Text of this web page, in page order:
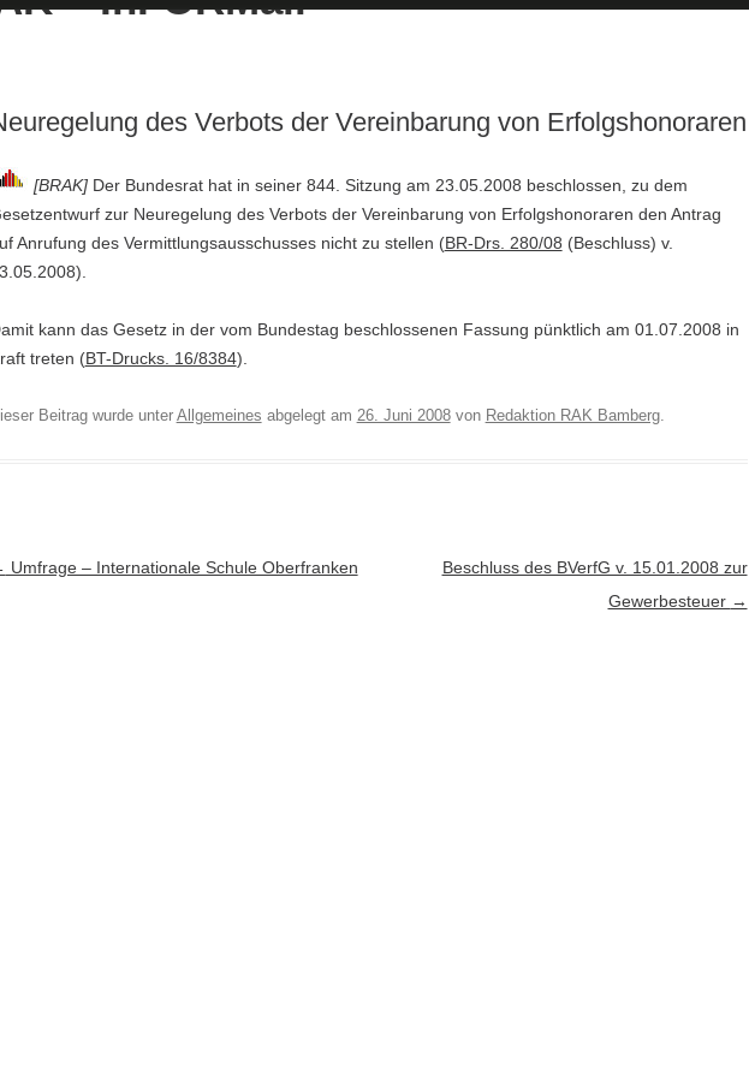
des Verbots der Vereinbarung von Erfolgshonoraren
[BRAK] Der Bundesrat hat in seiner 844. Sitzung am 23.05.2008 beschlossen, zu dem
zur Neuregelung des Verbots der Vereinbarung von Erfolgshonoraren den Antrag
Anrufung des Vermittlungsausschusses nicht zu stellen (BR-Drs. 280/08 (Beschluss) v.
kann das Gesetz in der vom Bundestag beschlossenen Fassung pünktlich am 01.07.2008 in
treten (BT-Drucks. 16/8384).
Beitrag wurde unterAllgemeines abgelegt am 26. Juni 2008von Redaktion RAK Bamberg.
Navigation
Umfrage – Internationale Schule Oberfranken
Beschluss des BVerfG v. 15.01.2008 zur
Gewerbesteuer →